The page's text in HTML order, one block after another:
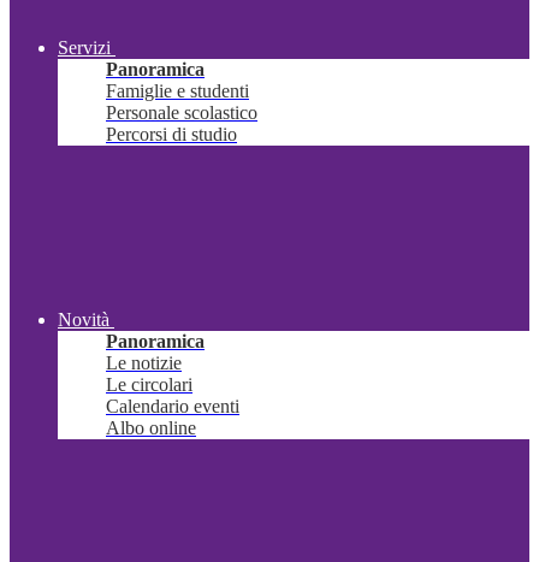
Servizi
Panoramica
Famiglie e studenti
Personale scolastico
Percorsi di studio
Novità
Panoramica
Le notizie
Le circolari
Calendario eventi
Albo online